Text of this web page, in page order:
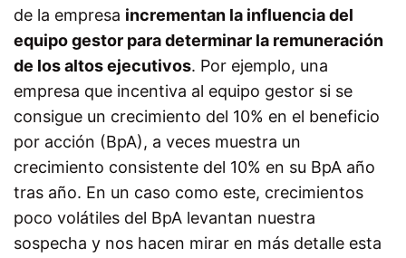
de la empresa incrementan la influencia del
equipo gestor para determinar la remuneración
de los altos ejecutivos. Por ejemplo, una
empresa que incentiva al equipo gestor si se
consigue un crecimiento del 10% en el beneficio
por acción (BpA), a veces muestra un
crecimiento consistente del 10% en su BpA año
tras año. En un caso como este, crecimientos
poco volátiles del BpA levantan nuestra
sospecha y nos hacen mirar en más detalle esta